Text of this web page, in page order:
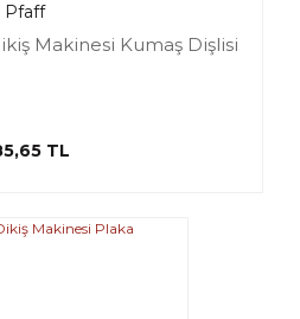
Pfaff
Makinesi Kumaş Dişlisi
TL